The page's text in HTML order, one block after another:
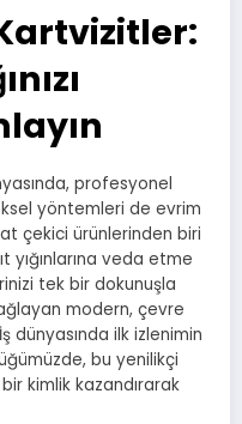
profesyonel
yöntemleri de evrim
çekici ürünlerinden biri
yığınlarına veda etme
tek bir dokunuşla
modern, çevre
dünyasında ilk izlenimin
bu yenilikçi
kimlik kazandırarak